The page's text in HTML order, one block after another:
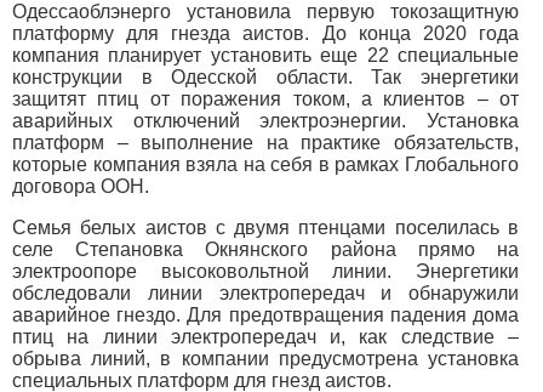
Одессаоблэнерго установила первую токозащитную
платформу для гнезда аистов. До конца 2020 года
компания планирует установить еще 22 специальные
конструкции в Одесской области. Так энергетики
защитят птиц от поражения током, а клиентов – от
аварийных отключений электроэнергии. Установка
платформ – выполнение на практике обязательств,
которые компания взяла на себя в рамках Глобального
договора ООН.
Семья белых аистов с двумя птенцами поселилась в
селе Степановка Окнянского района прямо на
электроопоре высоковольтной линии. Энергетики
обследовали линии электропередач и обнаружили
аварийное гнездо. Для предотвращения падения дома
птиц на линии электропередач и, как следствие –
обрыва линий, в компании предусмотрена установка
специальных платформ для гнезд аистов.